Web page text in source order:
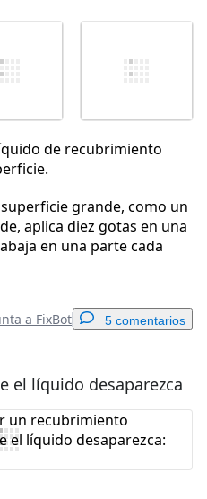
de recubrimiento
grande, como un
aplica diez gotas en una
en una parte cada
a FixBot 5 comentarios
comentario
el líquido desaparezca